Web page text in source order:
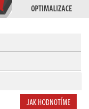
OPTIMALIZACE
JAK HODNOTÍME